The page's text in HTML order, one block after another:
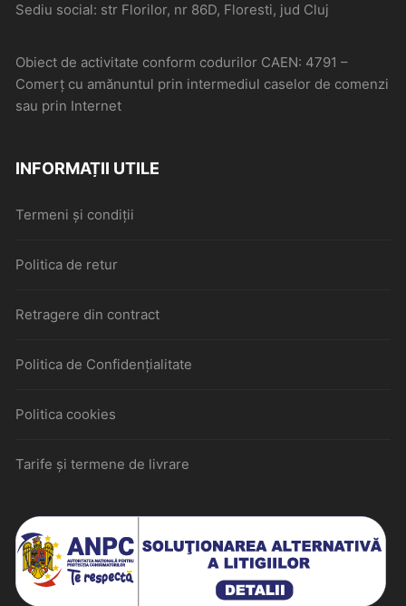
Sediu social: str Florilor, nr 86D, Floresti, jud Cluj
Obiect de activitate conform codurilor CAEN: 4791 –
Comerţ cu amănuntul prin intermediul caselor de comenzi
sau prin Internet
INFORMAȚII UTILE
Termeni și condiții
Politica de retur
Retragere din contract
Politica de Confidențialitate
Politica cookies
Tarife și termene de livrare